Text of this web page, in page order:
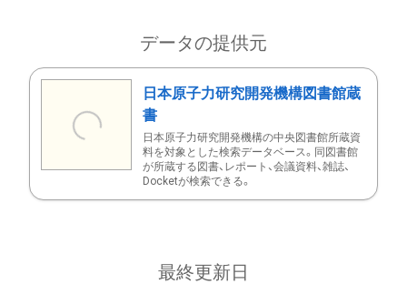
データの提供元
日本原子力研究開発機構図書館蔵
書
日本原子力研究開発機構の中央図書館所蔵資
料を対象とした検索データベース。同図書館
が所蔵する図書、レポート、会議資料、雑誌、
Docketが検索できる。
最終更新日